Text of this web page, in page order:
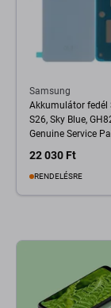
Samsung
Akkumulátor fedél
S26, Sky Blue,
Genuine Service
22 030 Ft
RENDELÉSRE